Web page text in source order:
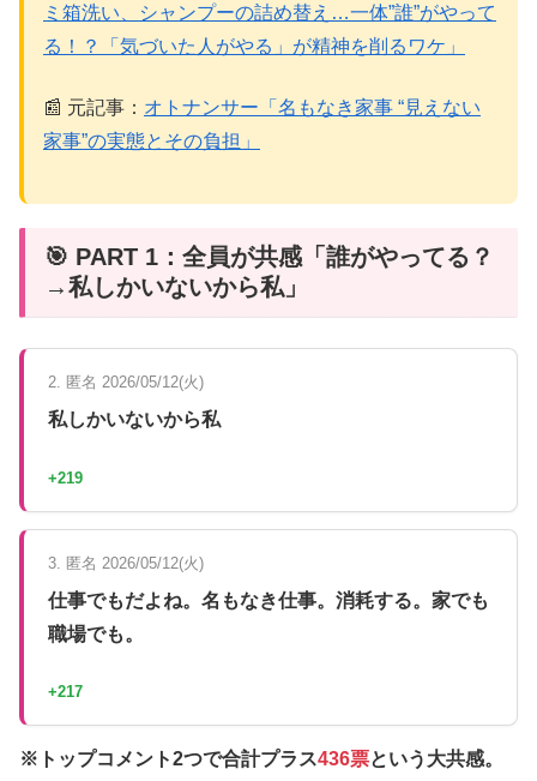
ミ箱洗い、シャンプーの詰め替え…一体”誰”がやって
る！？「気づいた人がやる」が精神を削るワケ」
📰 元記事： オトナンサー「名もなき家事 “見えない
家事”の実態とその負担」
🎯 PART 1：全員が共感「誰がやってる？
→私しかいないから私」
2. 匿名 2026/05/12(火)
私しかいないから私
+219
3. 匿名 2026/05/12(火)
仕事でもだよね。名もなき仕事。消耗する。家でも
職場でも。
+217
※トップコメント2つで合計プラス436票という大共感。